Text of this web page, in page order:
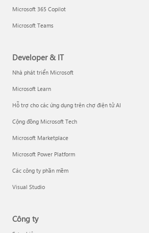
Microsoft 365 Copilot
Microsoft Teams
Developer & IT
Nhà phát triển Microsoft
Microsoft Learn
Hỗ trợ cho các ứng dụng trên chợ điện tử AI
Cộng đồng Microsoft Tech
Microsoft Marketplace
Microsoft Power Platform
Các công ty phần mềm
Visual Studio
Công ty